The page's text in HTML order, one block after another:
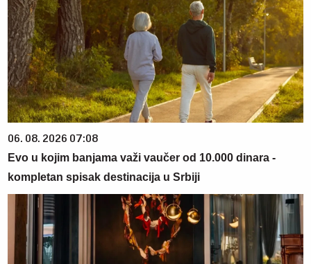
06. 08. 2026 07:08
Evo u kojim banjama važi vaučer od 10.000 dinara -
kompletan spisak destinacija u Srbiji